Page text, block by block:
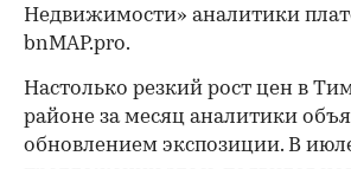
Недвижимости» аналитики
bnMAP.pro.
Настолько резкий рост цен в
районе за месяц аналитики
обновлением экспозиции. В